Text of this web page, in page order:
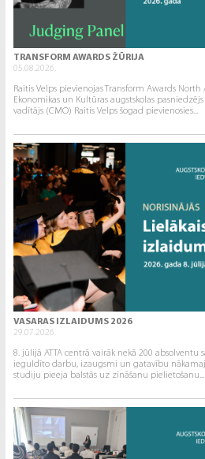
TRANSFORM AWARDS ŽŪRIJA
05.08.2026.
Raitis Velps pievienojas Transform Awards
Ekonomikas un Kultūras augstskolas
vadītājs (CMO) Raitis Velps šogad pievienosies...
VASARAS IZLAIDUMS 2026
29.07.2026.
8. jūlijā ATTA centrā vairāk nekā 200
ieguldīto darbu, izaugsmi un gatavību
studiju pieeja balstās uz zināšanu pielietošanu...